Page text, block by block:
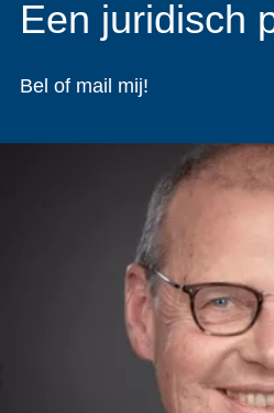
Een juridisch
Bel of mail mij!